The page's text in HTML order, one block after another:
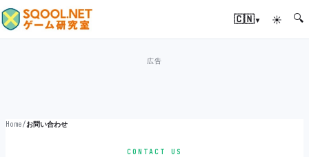
🇨🇳▾ ☀ 🔍
Home/お問い合わせ
CONTACT US